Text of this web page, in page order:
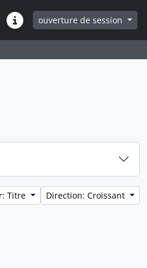
Liens rapidesouverture de session
Titre Direction: Croissant